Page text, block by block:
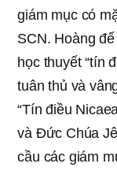
giám mục có
SCN. Hoàng
học thuyết “tín
tuân thủ và
“Tín điều
và Đức Chúa
cầu các giám